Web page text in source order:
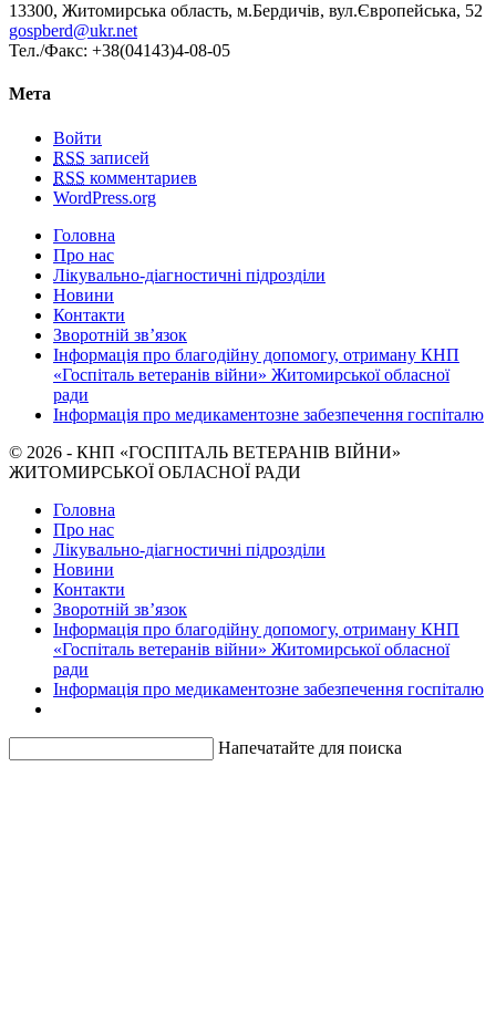
13300, Житомирська область, м.Бердичів, вул.Європейська, 52
gospberd@ukr.net
Тел./Факс: +38(04143)4-08-05
Мета
Войти
RSS записей
RSS комментариев
WordPress.org
Головна
Про нас
Лікувально-діагностичні підрозділи
Новини
Контакти
Зворотній зв’язок
Інформація про благодійну допомогу, отриману КНП
«Госпіталь ветеранів війни» Житомирської обласної
ради
Інформація про медикаментозне забезпечення госпіталю
© 2026 - КНП «ГОСПІТАЛЬ ВЕТЕРАНІВ ВІЙНИ»
ЖИТОМИРСЬКОЇ ОБЛАСНОЇ РАДИ
Головна
Про нас
Лікувально-діагностичні підрозділи
Новини
Контакти
Зворотній зв’язок
Інформація про благодійну допомогу, отриману КНП
«Госпіталь ветеранів війни» Житомирської обласної
ради
Інформація про медикаментозне забезпечення госпіталю
Напечатайте для поиска